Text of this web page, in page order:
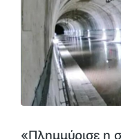
«Πλημμύρισε η